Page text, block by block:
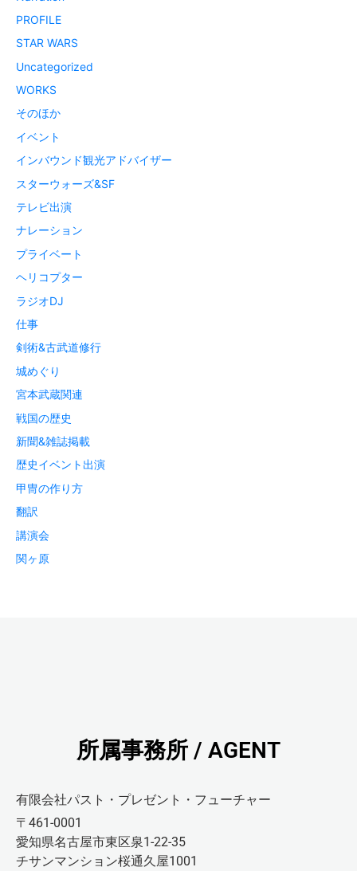
PROFILE
STAR WARS
Uncategorized
WORKS
そのほか
イベント
インバウンド観光アドバイザー
スターウォーズ&SF
テレビ出演
ナレーション
プライベート
ヘリコプター
ラジオDJ
仕事
剣術&古武道修行
城めぐり
宮本武蔵関連
戦国の歴史
新聞&雑誌掲載
歴史イベント出演
甲冑の作り方
翻訳
講演会
関ヶ原
所属事務所 / AGENT
有限会社パスト・プレゼント・フューチャー
〒461-0001
愛知県名古屋市東区泉1-22-35
チサンマンション桜通久屋1001